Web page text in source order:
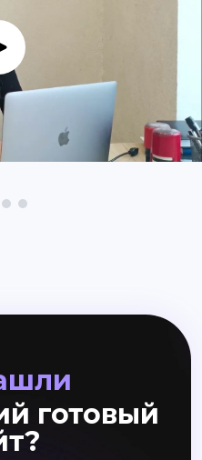
готовый